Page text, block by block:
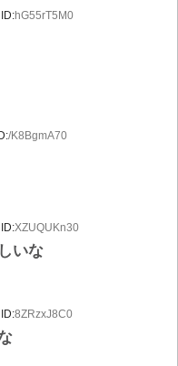
ID:hG55rT5M0
/K8BgmA70
ID:XZUQUKn30
いな
ID:8ZRzxJ8C0